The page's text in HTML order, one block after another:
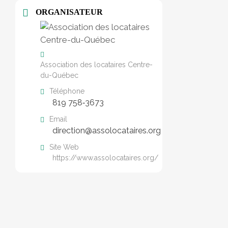
ORGANISATEUR
Association des locataires Centre-
du-Québec
Téléphone
819 758‑3673
Email
direction@assolocataires.org
Site Web
https://www.assolocataires.org/